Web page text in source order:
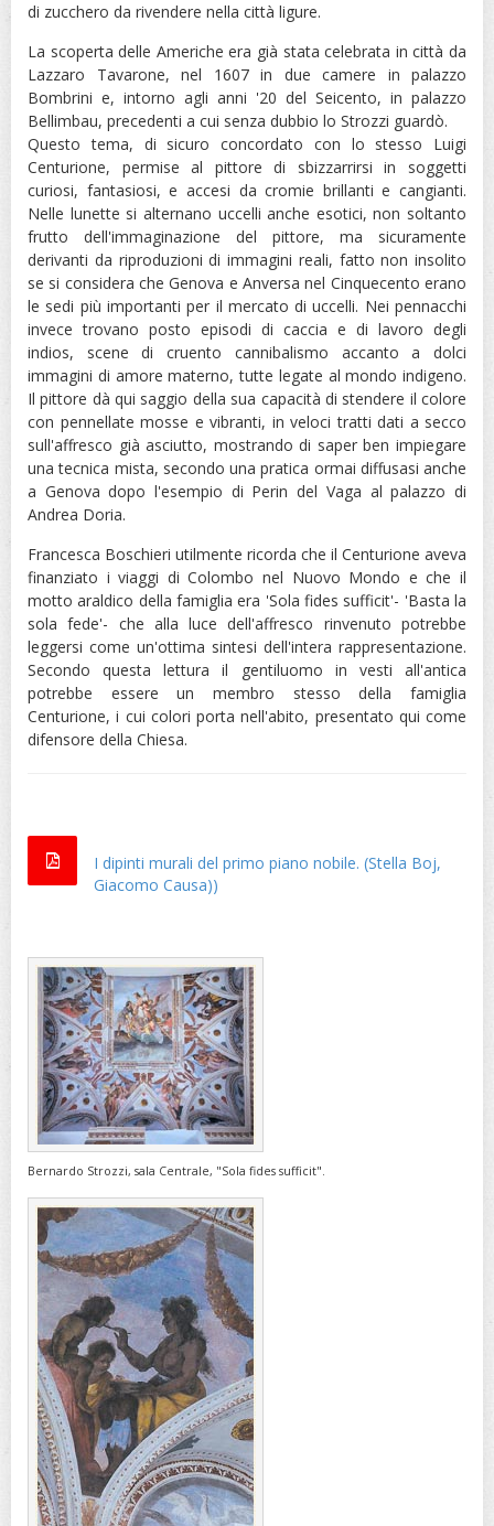
di zucchero da rivendere nella città ligure.
La scoperta delle Americhe era già stata celebrata in città da
Lazzaro Tavarone, nel 1607 in due camere in palazzo
Bombrini e, intorno agli anni '20 del Seicento, in palazzo
Bellimbau, precedenti a cui senza dubbio lo Strozzi guardò.
Questo tema, di sicuro concordato con lo stesso Luigi
Centurione, permise al pittore di sbizzarrirsi in soggetti
curiosi, fantasiosi, e accesi da cromie brillanti e cangianti.
Nelle lunette si alternano uccelli anche esotici, non soltanto
frutto dell'immaginazione del pittore, ma sicuramente
derivanti da riproduzioni di immagini reali, fatto non insolito
se si considera che Genova e Anversa nel Cinquecento erano
le sedi più importanti per il mercato di uccelli. Nei pennacchi
invece trovano posto episodi di caccia e di lavoro degli
indios, scene di cruento cannibalismo accanto a dolci
immagini di amore materno, tutte legate al mondo indigeno.
Il pittore dà qui saggio della sua capacità di stendere il colore
con pennellate mosse e vibranti, in veloci tratti dati a secco
sull'affresco già asciutto, mostrando di saper ben impiegare
una tecnica mista, secondo una pratica ormai diffusasi anche
a Genova dopo l'esempio di Perin del Vaga al palazzo di
Andrea Doria.
Francesca Boschieri utilmente ricorda che il Centurione aveva
finanziato i viaggi di Colombo nel Nuovo Mondo e che il
motto araldico della famiglia era 'Sola fides sufficit'- 'Basta la
sola fede'- che alla luce dell'affresco rinvenuto potrebbe
leggersi come un'ottima sintesi dell'intera rappresentazione.
Secondo questa lettura il gentiluomo in vesti all'antica
potrebbe essere un membro stesso della famiglia
Centurione, i cui colori porta nell'abito, presentato qui come
difensore della Chiesa.
I dipinti murali del primo piano nobile. (Stella Boj,
Giacomo Causa))
Bernardo Strozzi, sala Centrale, "Sola fides sufficit".